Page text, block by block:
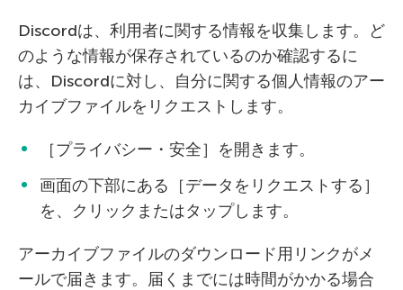
Discordは、利用者に関する情報を収集します。ど
のような情報が保存されているのか確認するに
は、Discordに対し、自分に関する個人情報のアー
カイブファイルをリクエストします。
［プライバシー・安全］を開きます。
画面の下部にある［データをリクエストする］
を、クリックまたはタップします。
アーカイブファイルのダウンロード用リンクがメ
ールで届きます。届くまでには時間がかかる場合